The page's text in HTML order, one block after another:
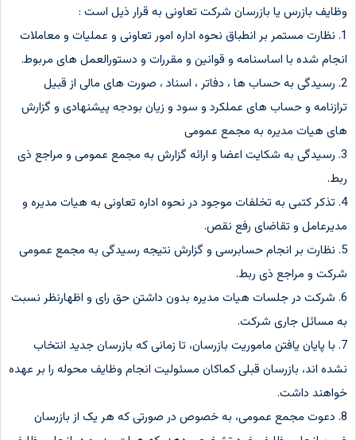
وظایف بازرس یا بازرسان شرکت تعاونی به قرار ذیل است :
1. نظارت مستمر بر انطباق نحوه اداره امور تعاونی و عملیات و معاملات
انجام شده با اساسنامه و قوانین و مقررات و دستورالعمل های مربوط.
2. رسیدگی به حساب ها ، دفاتر ، اسناد ، صورت های مالی از قبیل
ترازنامه و حساب های عملکرد و سود و زیان بودجه پیشنهادی و گزارش
های هیات مدیره به مجمع عمومی
3. رسیدگی به شکایت اعضا و ارائه گزارش به مجمع عمومی و مراجع ذی
ربط.
4. تذکر کتبی به تخلفات موجود در نحوه اداره تعاونی به هیات مدیره و
مدیرعامل و تقاضای رفع نقص.
5. نظارت بر انجام حسابرسی و گزارش نتیجه رسیدگی به مجمع عمومی
شرکت و مراجع ذی ربط.
6. شرکت در جلسات هیات مدیره بدون داشتن حق رای و اظهارنظر نسبت
به مسائل جاری شرکت.
7. با پایان یافتن ماموریت بازرسان، تا زمانی که بازرسان جدید انتخاب
نشده اند، بازرسان قبلی کماکان مسئولیت انجام وظایف محوله را بر عهده
خواهند داشت.
8. دعوت مجمع عمومی، به خصوص در صورتی که هر یک از بازرسان